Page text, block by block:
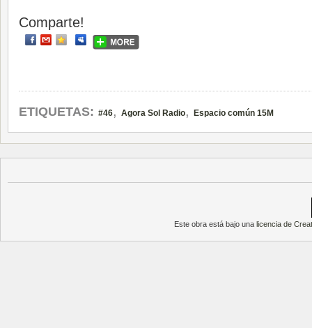
Comparte!
ETIQUETAS: #46, Agora Sol Radio, Espacio común 15M
Este obra está bajo una licencia de